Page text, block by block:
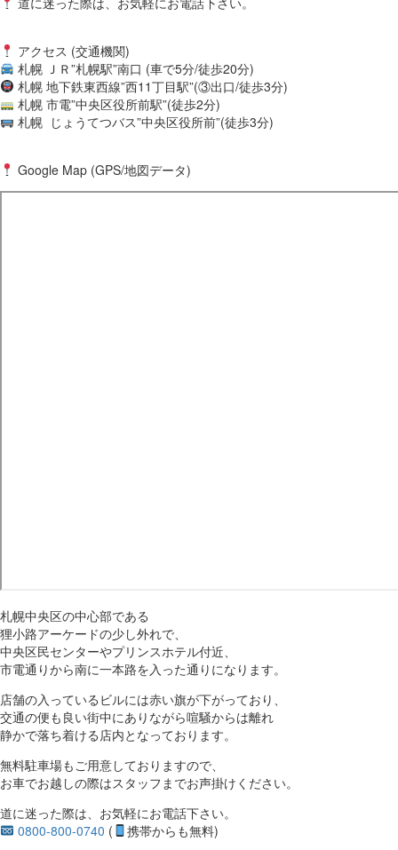
アクセス (交通機関)
札幌 ＪＲ”札幌駅”南口 (車で5分/徒歩20分)
札幌 地下鉄東西線”西11丁目駅”(③出口/徒歩3分)
札幌 市電”中央区役所前駅”(徒歩2分)
札幌 じょうてつバス”中央区役所前”(徒歩3分)
Google Map (GPS/地図データ)
札幌中央区の中心部である
狸小路アーケードの少し外れで、
中央区民センターやプリンスホテル付近、
市電通りから南に一本路を入った通りになります。
店舗の入っているビルには赤い旗が下がっており、
交通の便も良い街中にありながら喧騒からは離れ
静かで落ち着ける店内となっております。
無料駐車場もご用意しておりますので、
お車でお越しの際はスタッフまでお声掛けください。
道に迷った際は、お気軽にお電話下さい。
0800-800-0740 (
携帯からも無料)